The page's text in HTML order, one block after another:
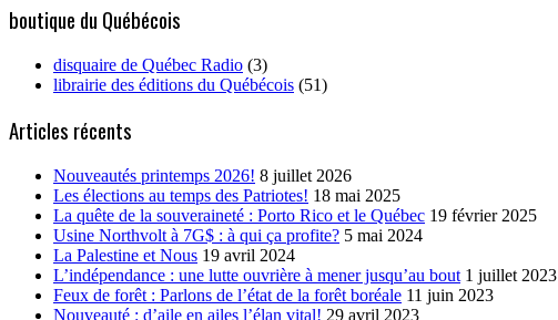
boutique du Québécois
disquaire de Québec Radio (3)
librairie des éditions du Québécois (51)
Articles récents
Nouveautés printemps 2026! 8 juillet 2026
Les élections au temps des Patriotes! 18 mai 2025
La quête de la souveraineté : Porto Rico et le Québec 19 février 2025
Usine Northvolt à 7G$ : à qui ça profite? 5 mai 2024
La Palestine et Nous 19 avril 2024
L’indépendance : une lutte ouvrière à mener jusqu’au bout 1 juillet 2023
Feux de forêt : Parlons de l’état de la forêt boréale 11 juin 2023
Nouveauté : d’aile en ailes l’élan vital! 29 avril 2023